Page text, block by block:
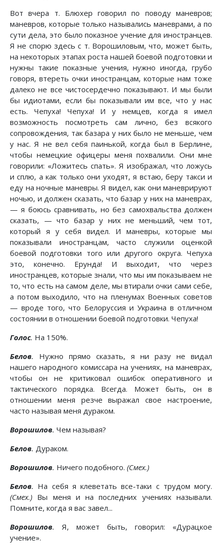
Вот вчера т. Блюхер говорил по поводу маневров;
маневров, которые только назывались маневрами, а по
сути дела, это было показное учение для иностранцев.
Я не спорю здесь с т. Ворошиловым, что, может быть,
на некоторых этапах роста нашей боевой подготовки и
нужны такие показные учения, нужно иногда, грубо
говоря, втереть очки иностранцам, которые нам тоже
далеко не все чистосердечно показывают. И мы были
бы идиотами, если бы показывали им все, что у нас
есть. Чепуха! Чепуха! И у немцев, когда я имел
возможность посмотреть сам лично, без всякого
сопровождения, так базара у них было не меньше, чем
у нас. Я не вел себя паинькой, когда был в Берлине,
чтобы немецкие офицеры меня похвалили. Они мне
говорили: «Ложитесь спать». Я изображал, что ложусь
и сплю, а как только они уходят, я встаю, беру такси и
еду на ночные маневры. Я видел, как они маневрируют
ночью, и должен сказать, что базар у них на маневрах,
— я боюсь сравнивать, но без самохвальства должен
сказать, — что базар у них не меньший, чем тот,
который я у себя видел. И маневры, которые мы
показывали иностранцам, часто служили оценкой
боевой подготовки того или другого округа. Чепуха
это, конечно. Ерунда! И выходит, что через
иностранцев, которые знали, что мы им показываем не
то, что есть на самом деле, мы втирали очки сами себе,
а потом выходило, что на пленумах Военных советов
— вроде того, что Белоруссия и Украина в отличном
состоянии в отношении боевой подготовки. Чепуха!
Голос. На 150%.
Белов. Нужно прямо сказать, я ни разу не видал
нашего народного комиссара на учениях, на маневрах,
чтобы он не критиковал ошибок оперативного и
тактического порядка. Всегда. Может быть, он в
отношении меня резче выражал свое настроение,
часто называя меня дураком.
Ворошилов. Чем называя?
Белов. Дураком.
Ворошилов. Ничего подобного. (Смех.)
Белов. На себя я клеветать все-таки с трудом могу.
(Смех.) Вы меня и на последних учениях называли.
Помните, когда я вас завел...
Ворошилов. Я, может быть, говорил: «Дурацкое
учение».